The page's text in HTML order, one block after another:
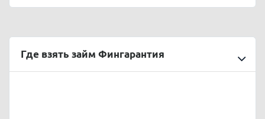
Где взять займ Фингарантия